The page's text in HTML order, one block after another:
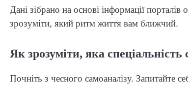
Дані зібрано на основі інформації
зрозуміти, який ритм життя вам ближчий.
Як зрозуміти, яка
Почніть з чесного самоаналізу. Запитайте